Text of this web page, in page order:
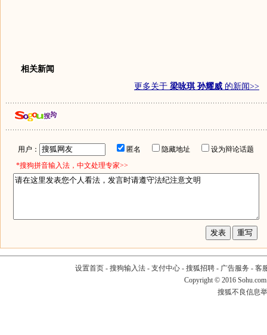
相关新闻
更多关于 梁咏琪 孙耀威 的新闻>>
用户： 匿名 隐藏地址
设为辩论话题
*搜狗拼音输入法，中文处理专家>>
设置首页- 搜狗输入法- 支付中心- 搜狐招聘- 广告服务 - 客
Copyright © 2016
搜狐不良信息